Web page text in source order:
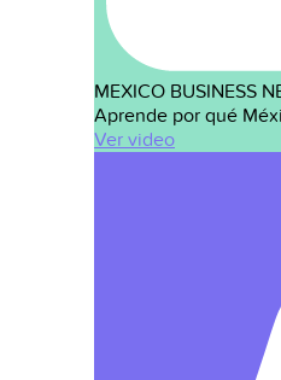
MEXICO BUSINESS
Aprende por qué
Ver video